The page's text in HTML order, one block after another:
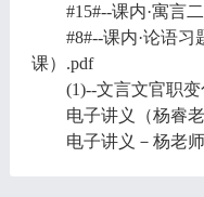
#15#--课内·寓言二
#8#--课内·论语习
课）.pdf
(1)--文言文官职变
电子讲义（杨睿老
电子讲义－杨老师